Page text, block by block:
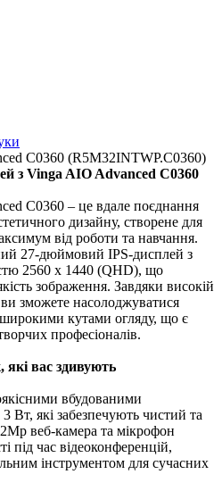
C0360 (R5M32INTWP.C0360)
з Vinga AIO Advanced C0360
C0360 – це вдале поєднання
дизайну, створене для
від роботи та навчання.
27-дюймовий IPS-дисплей з
2560 x 1440 (QHD), що
зображення. Завдяки високій
ви зможете насолоджуватися
кутами огляду, що є
професіоналів.
які вас здивують
вбудованими
Вт, які забезпечують чистий та
веб-камера та мікрофон
під час відеоконференцій,
інструментом для сучасних